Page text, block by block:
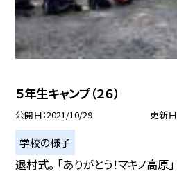
５年生キャンプ（２６）
公開日 2021/10/29 更新日
学校の様子
退村式。 「ありがとう！マキノ高原」